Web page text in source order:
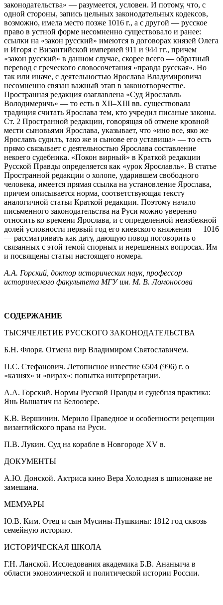
законодательства» — разумеется, условен. И потому, что, с
одной стороны, запись цельных законодательных кодексов,
возможно, имела место позже 1016 г., а с другой — русское
право в устной форме несомненно существовало и ранее:
ссылки на «закон русский» имеются в договорах князей Олега
и Игоря с Византийской империей 911 и 944 гг., причем
«закон русский» в данном случае, скорее всего — обратный
перевод с греческого словосочетания «правда русская». Но
так или иначе, с деятельностью Ярослава Владимировича
несомненно связан важный этап в законотворчестве.
Пространная редакция озаглавлена «Суд Ярославль
Володимеричь» — то есть в XII–XIII вв. существовала
традиция считать Ярослава тем, кто учредил писаные законы.
Ст. 2 Пространной редакции, говорящая об отмене кровной
мести сыновьями Ярослава, указывает, что «ино все, яко же
Ярославъ судилъ, тако же и сынове его уставиша» — то есть
прямо связывает с деятельностью Ярослава составление
некоего судебника. «Покон вирный» в Краткой редакции
Русской Правды определяется как «урок Ярославль». В статье
Пространной редакции о холопе, ударившем свободного
человека, имеется прямая ссылка на установление Ярослава,
причем описывается норма, соответствующая тексту
аналогичной статьи Краткой редакции. Поэтому начало
письменного законодательства на Руси можно уверенно
относить ко времени Ярослава, и с определенной неизбежной
долей условности первый год его киевского княжения — 1016
— рассматривать как дату, дающую повод поговорить о
связанных с этой темой спорных и нерешенных вопросах. Им
и посвящены статьи настоящего номера.
А.А. Горский, доктор исторических наук, профессор
исторического факультета МГУ им. М. В. Ломоносова
СОДЕРЖАНИЕ
ТЫСЯЧЕЛЕТИЕ РУССКОГО ЗАКОНОДАТЕЛЬСТВА
Б.Н. Флоря. Отмена вир Владимиром Святославичем.
П.С. Стефанович. Летописное известие 6504 (996) г. о
«казнях» и «вирах»: попытка интерпретации.
А.А. Горский. Нормы Русской Правды и судебная практика:
Янь Вышатич на Белоозере.
К.В. Вершинин. Мерило Праведное и особенности рецепции
византийского права на Руси.
П.В. Лукин. Суд на корабле в Новгороде XV в.
ДОКУМЕНТЫ
А.Ю. Донской. Актриса кино Вера Холодная в шпионаже не
замешана.
МЕМУАРЫ
Ю.В. Ким. Отец и сын Мусины-Пушкины: 1812 год сквозь
семейную историю.
ИСТОРИЧЕСКАЯ ШКОЛА
Г.Н. Ланской. Исследования академика Б.В. Ананьича в
области экономической и политической истории России.